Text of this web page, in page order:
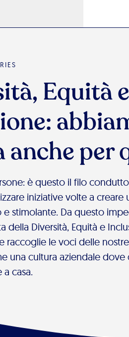
Equità e
per
è questo il filo
iniziative volte a creare
e stimolante. Da questo
della Diversità, Equità e
raccoglie le voci delle
una cultura aziendale dove
casa.